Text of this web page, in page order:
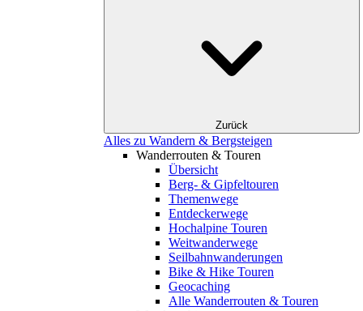
Zurück
Alles zu Wandern & Bergsteigen
Wanderrouten & Touren
Übersicht
Berg- & Gipfeltouren
Themenwege
Entdeckerwege
Hochalpine Touren
Weitwanderwege
Seilbahnwanderungen
Bike & Hike Touren
Geocaching
Alle Wanderrouten & Touren